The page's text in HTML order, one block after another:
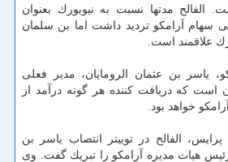
الفالح مدتها نسبت به نیویورك بعنوان
سهام آرامكو تردید داشت اما بن سلمان
علاقمند است.
یاسر بن عثمان الرومایان، مدیر فعلی
است كه دریافت كننده هر گونه درآمد از
خواهد بود.
الفالح در توییتر انتصاب یاسر بن
رئیس هیات مدیره آرامكو را تبریك گفت. وی